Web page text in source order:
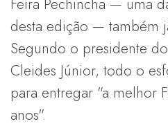
desta edição — também
Segundo o presidente
Cleides Júnior, todo o
para entregar "a melhor
anos".